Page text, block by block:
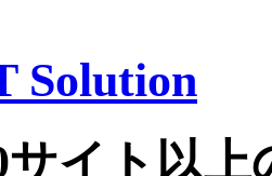
Solution
サイト以